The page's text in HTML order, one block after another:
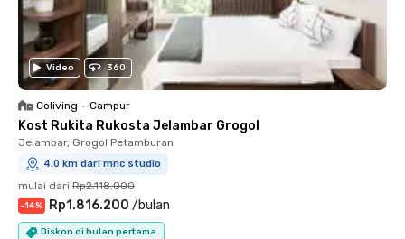
Video 360
Coliving • Campur
Kost Rukita Rukosta Jelambar Grogol
Jelambar, Grogol Petamburan
4.0 km dari mnc studio
mulai dari Rp2.118.000
-14% Rp1.816.200 /bulan
Diskon di bulan pertama